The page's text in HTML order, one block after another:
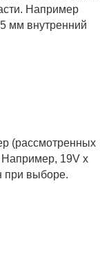
Например
мм внутренний
(рассмотренных
19V x
при выборе.